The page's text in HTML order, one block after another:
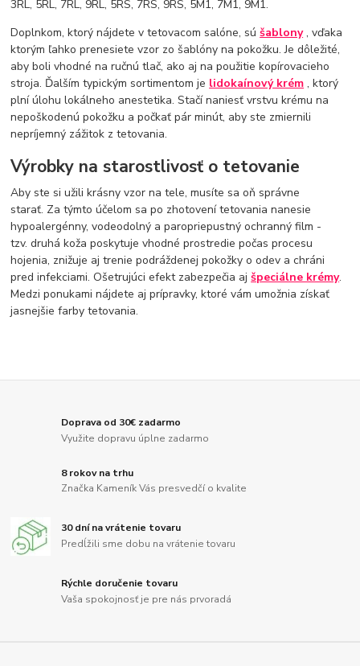
3RL, 5RL, 7RL, 9RL, 5RS, 7RS, 9RS, 5M1, 7M1, 9M1.
Doplnkom, ktorý nájdete v tetovacom salóne, súšablony, vďaka
ktorým ľahko prenesiete vzor zo šablóny na pokožku. Je dôležité,
aby boli vhodné na ručnú tlač, ako aj na použitie kopírovacieho
stroja. Ďalším typickým sortimentom je lidokaínový krém , ktorý
plní úlohu lokálneho anestetika. Stačí naniesť vrstvu krému na
nepoškodenú pokožku a počkať pár minút, aby ste zmiernili
nepríjemný zážitok z tetovania.
Výrobky na starostlivosť o tetovanie
Aby ste si užili krásny vzor na tele, musíte sa oň správne
starať. Za týmto účelom sa po zhotovení tetovania nanesie
hypoalergénny, vodeodolný a paropriepustný ochranný film -
tzv. druhá koža poskytuje vhodné prostredie počas procesu
hojenia, znižuje aj trenie podráždenej pokožky o odev a chráni
pred infekciami. Ošetrujúci efekt zabezpečia ajšpeciálne krémy.
Medzi ponukami nájdete aj prípravky, ktoré vám umožnia získať
jasnejšie farby tetovania.
Doprava od 30€ zadarmo
Využite dopravu úplne zadarmo
8 rokov na trhu
Značka Kameník Vás presvedčí o kvalite
30 dní na vrátenie tovaru
Predĺžili sme dobu na vrátenie tovaru
Rýchle doručenie tovaru
Vaša spokojnosť je pre nás prvoradá